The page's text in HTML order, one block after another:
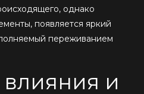
однако
появляется яркий
переживанием
и